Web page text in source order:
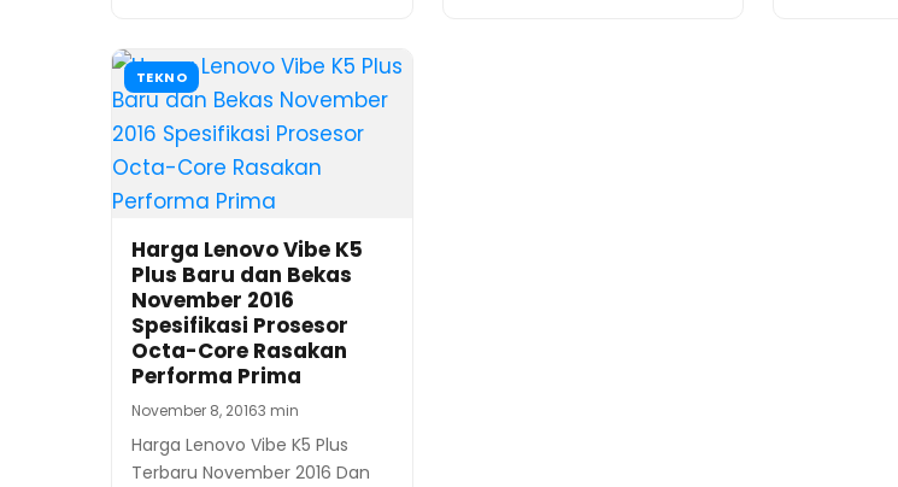
TEKNO
Harga Lenovo Vibe K5
Plus Baru dan Bekas
November 2016
Spesifikasi Prosesor
Octa-Core Rasakan
Performa Prima
November 8, 20163 min
Harga Lenovo Vibe K5 Plus
Terbaru November 2016 Dan